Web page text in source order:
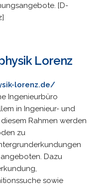
[D-
Lorenz
lorenz.de/
Ingenieurbüro
in Ingenieur- und
Rahmen werden
zu
Dazu
sowie